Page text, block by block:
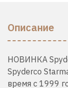
Описание
НОВИНКА
Spyderco
время c 1999